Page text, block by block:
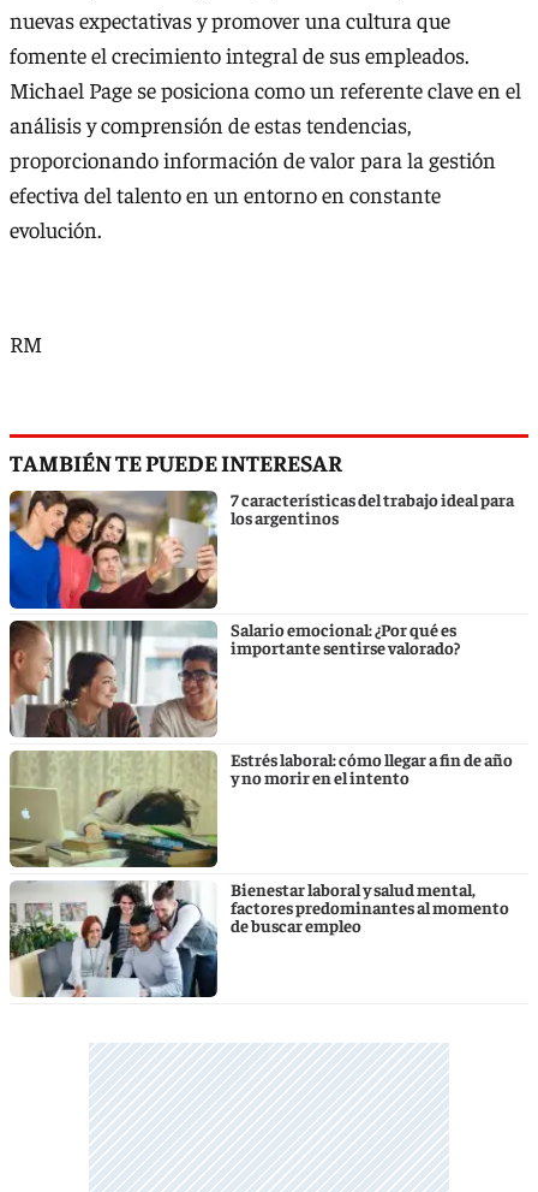
nuevas expectativas y promover una cultura que
fomente el crecimiento integral de sus empleados.
Michael Page se posiciona como un referente clave en el
análisis y comprensión de estas tendencias,
proporcionando información de valor para la gestión
efectiva del talento en un entorno en constante
evolución.
RM
TAMBIÉN TE PUEDE INTERESAR
7 características del trabajo ideal para
los argentinos
Salario emocional: ¿Por qué es
importante sentirse valorado?
Estrés laboral: cómo llegar a fin de año
y no morir en el intento
Bienestar laboral y salud mental,
factores predominantes al momento
de buscar empleo